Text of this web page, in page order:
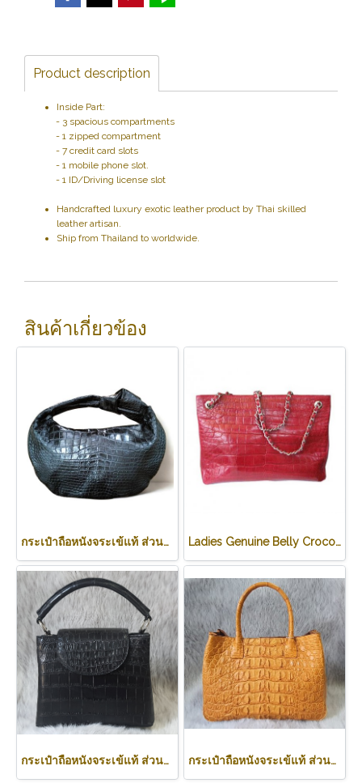
Product description
Inside Part:
- 3 spacious compartments
- 1 zipped compartment
- 7 credit card slots
- 1 mobile phone slot.
- 1 ID/Driving license slot
Handcrafted luxury exotic leather product by Thai skilled
leather artisan.
Ship from Thailand to worldwide.
สินค้าเกี่ยวข้อง
กระเป๋าถือหนังจระเข้แท้ ส่วนท้อง สีดำ ทรงนิ่ม น้ำหนักเบา รหัส CODE: CRW0222H-BL Ladies Genuine Belly Crocodile Leather Shoulder Bag in Red Crocodile Skin #CRW213H
กระเป๋าถือหนังจระเข้แท้ ส่วนท้อง สีดำ รหัส CRW0219H-BL กระเป๋าถือหนังจระเข้แท้ ส่วนหลัง สีน้ำตาลอ่อน (สีแทน) รหัสCODE: CRW0218H-02-BACK-TAN